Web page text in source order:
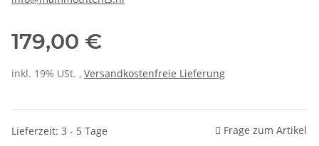
179,00 €
inkl. 19% USt. , Versandkostenfreie Lieferung
Lieferzeit: 3 - 5 Tage Frage zum Artikel